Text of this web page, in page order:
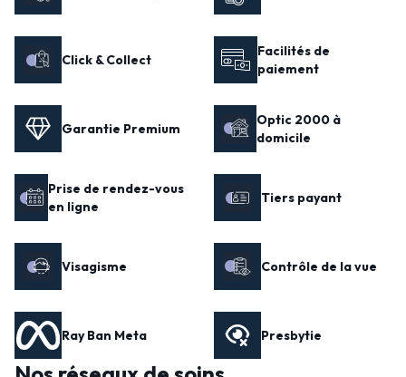
Click & Collect
Facilités de
paiement
Garantie Premium
Optic 2000 à
domicile
Prise de rendez-vous
en ligne
Tiers payant
Visagisme Contrôle de la vue
Ray Ban Meta Presbytie